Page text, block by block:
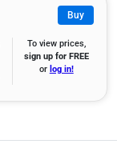
Buy
To view prices,
sign up for FREE
or log in!